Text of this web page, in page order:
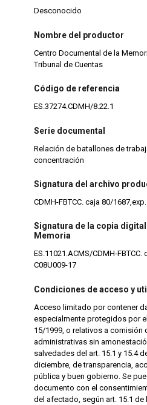
Desconocido
Nombre del productor
Centro Documental de la
Tribunal de Cuentas
Código de referencia
ES.37274.CDMH/8.22.1
Serie documental
Relación de batallones de
concentración
Signatura del archivo
CDMH-FBTCC. caja 80/
Signatura de la copia digital
Memoria
ES.11021.ACMS/CDMH-FBTCC.
C08U009-17
Condiciones de acceso y
Acceso limitado por contener
especialmente protegidos por
15/1999, o relativos a comisión
administrativas sin
salvedades del art. 15.1 y 15.4
diciembre, de transparencia,
pública y buen gobierno. Se
documento con el
del afectado, según art. 15.1 de